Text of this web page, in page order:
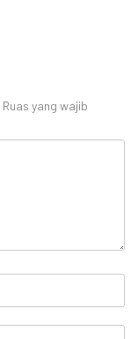
Ruas yang wajib